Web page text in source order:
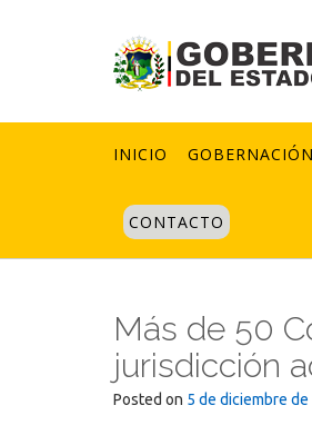
INICIO GOBERNACIÓN
CONTACTO
Más de 50
jurisdicción
Posted on 5 de diciembre